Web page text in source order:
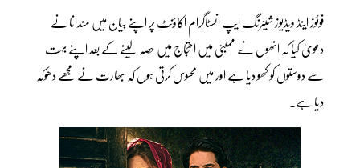
فوٹوز اینڈ ویڈیوز شیئرنگ ایپ انسٹاگرام اکاؤنٹ پر اپنے بیان میں مندانا نے
دعویٰ کیا کہ انھوں نے ممبئی میں احتجاج میں حصہ لینے کے بعد اپنے بہت
سے دوستوں کو کھو دیا ہے اور میں محسوس کرتی ہوں کہ بھارت نے مجھے دھوکہ
دیا ہے۔